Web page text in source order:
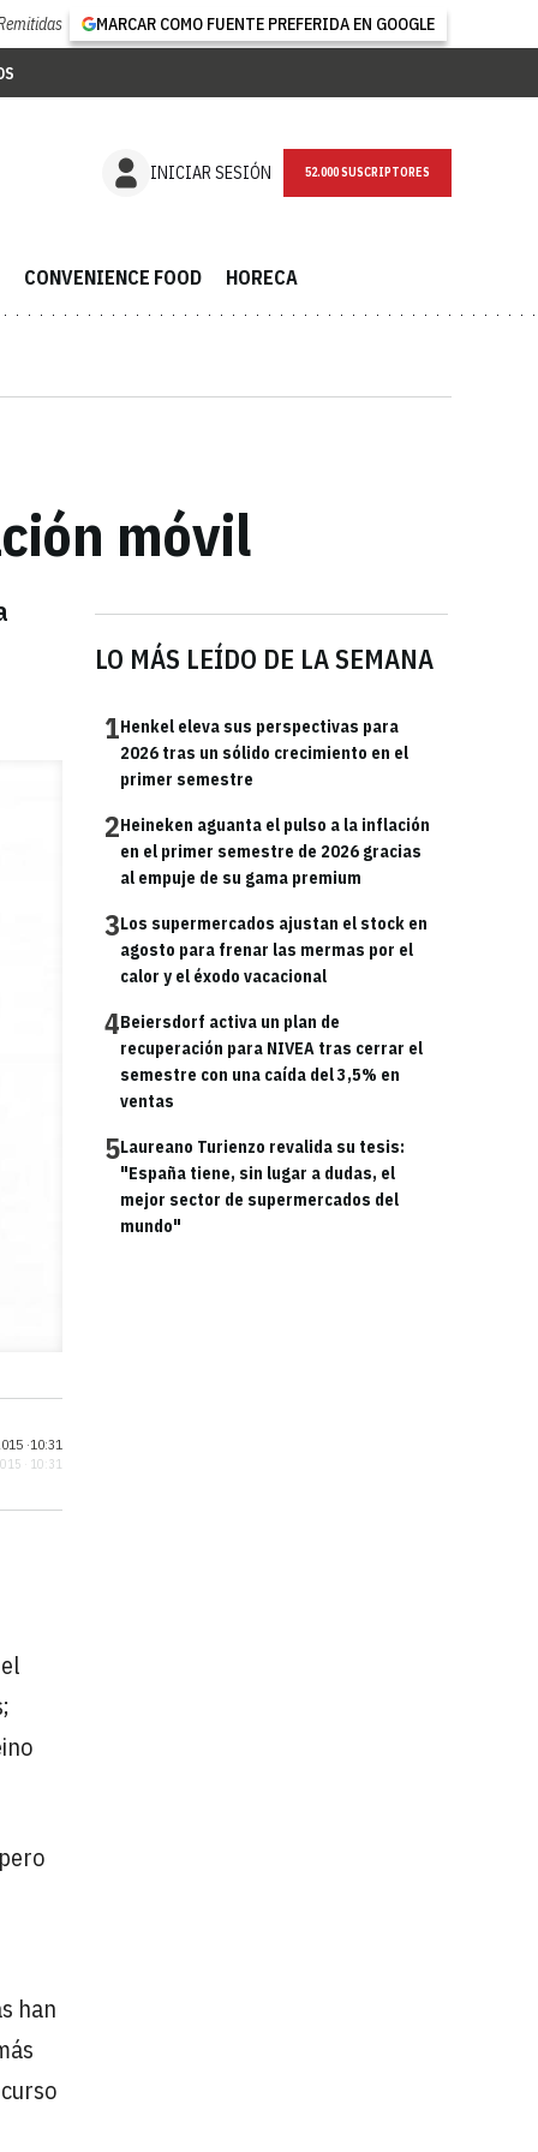
MARCAR COMO FUENTE PREFERIDA EN GOOGLE
INICIAR SESIÓN NEWSLETTER
CONVENIENCE FOOD HORECA
móvil
LO MÁS LEÍDO DE LA SEMANA
1Henkel eleva sus perspectivas para
2026 tras un sólido crecimiento en el
primer semestre
2Heineken aguanta el pulso a la inflación
en el primer semestre de 2026 gracias
al empuje de su gama premium
3Los supermercados ajustan el stock en
agosto para frenar las mermas por el
calor y el éxodo vacacional
4Beiersdorf activa un plan de
recuperación para NIVEA tras cerrar el
semestre con una caída del 3,5% en
ventas
5Laureano Turienzo revalida su tesis:
"España tiene, sin lugar a dudas, el
mejor sector de supermercados del
mundo"
·10:31
· 10:31
han